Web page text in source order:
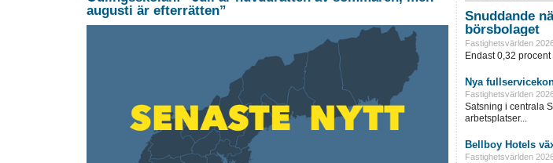
augusti är efterrätten”
Snuddande
börsbolaget
Fastighetsvärlden
Endast 0,32
Nya
Fastighetsvärlden
Satsning i centrala
arbetsplatser...
Bellboy Hotels
Fastighetsvärlden